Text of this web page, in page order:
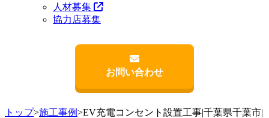
人材募集
協力店募集
お問い合わせ
トップ>施工事例>EV充電コンセント設置工事|千葉県千葉市|